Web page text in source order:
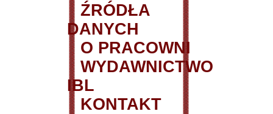
ŹRÓDŁA
DANYCH
O PRACOWNI
WYDAWNICTWO
IBL
KONTAKT